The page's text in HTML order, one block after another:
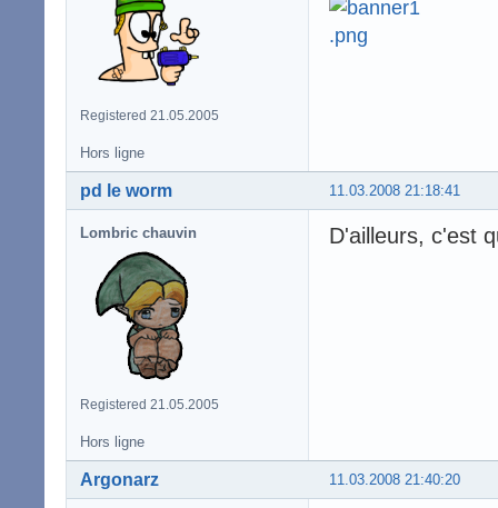
Registered 21.05.2005
Hors ligne
11.03.2008 21:18:41
pd le worm
Lombric chauvin
Registered 21.05.2005
D'ailleurs, c'est
Hors ligne
11.03.2008 21:40:20
Argonarz